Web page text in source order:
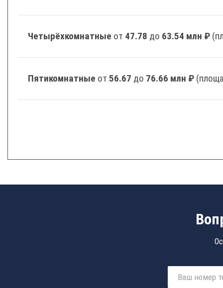
Четырёхкомнатные от 47.78 до 63.54 млн ₽
Пятикомнатные от 56.67 до 76.66 млн ₽